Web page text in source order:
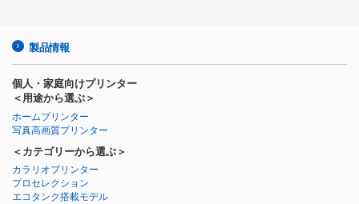
製品情報
個人・家庭向けプリンター
＜用途から選ぶ＞
ホームプリンター
写真高画質プリンター
＜カテゴリーから選ぶ＞
カラリオプリンター
プロセレクション
エコタンク搭載モデル